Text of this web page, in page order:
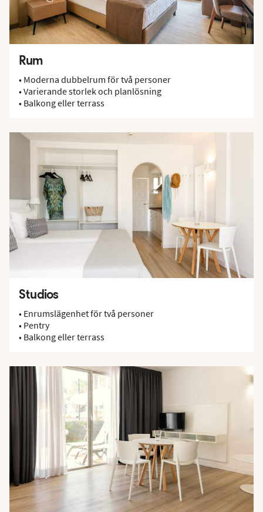
Rum
• Moderna dubbelrum för två personer
• Varierande storlek och planlösning
• Balkong eller terrass
Studios
• Enrumslägenhet för två personer
• Pentry
• Balkong eller terrass